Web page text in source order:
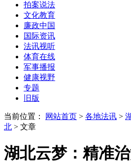
拍案说法
文化教育
廉政中国
国际资讯
法讯视听
体育在线
军事播报
健康视野
专题
旧版
当前位置： 网站首页 > 各地法讯 >
北 > 文章
湖北云梦：精准